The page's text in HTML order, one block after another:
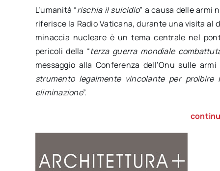
L’umanità “rischia il suicidio” a causa delle armi
riferisce la Radio Vaticana, durante una visita al
minaccia nucleare è un tema centrale nel
pericoli della “terza guerra mondiale
messaggio alla Conferenza dell’Onu sulle
strumento legalmente vincolante per
eliminazione”.